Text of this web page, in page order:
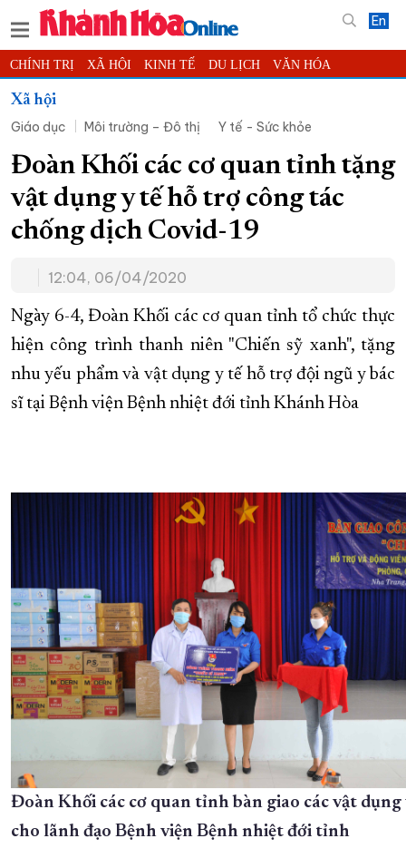
En
CHÍNH TRỊ XÃ HỘI KINH TẾ DU LỊCH VĂN HÓA
THỂ THAO
KHOA HỌC - CÔNG NGHỆ PHÁP LUẬT BẠN ĐỌC
THẾ GIỚI MULTIMEDIA VIDEO ĐỌC BÁO ONLINE
PODCAST THÔNG TIN - QUẢNG CÁO
QUY HOẠCH TỈNH KHÁNH HÒA
CHUNG TAY CẢI CÁCH HÀNH CHÍNH
XÂY DỰNG NÔNG THÔN MỚI LỊCH CẮT ĐIỆN
TÀU - XE - MÁY BAY
KỶ NIỆM 370 NĂM XÂY DỰNG VÀ PHÁT TRIỂN TỈNH KHÁNH HÒA
KHOẢNH KHẮC ĐẸP XỨ TRẦM
Xã hội
Giáo dục
Môi trường – Đô thị Y tế - Sức khỏe
Đoàn Khối các cơ quan tỉnh tặng
vật dụng y tế hỗ trợ công tác
chống dịch Covid-19
12:04, 06/04/2020
Ngày 6-4, Đoàn Khối các cơ quan tỉnh tổ chức thực
hiện công trình thanh niên "Chiến sỹ xanh", tặng
nhu yếu phẩm và vật dụng y tế hỗ trợ đội ngũ y bác
sĩ tại Bệnh viện Bệnh nhiệt đới tỉnh Khánh Hòa
Đoàn Khối các cơ quan tỉnh bàn giao các vật dụng
cho lãnh đạo Bệnh viện Bệnh nhiệt đới tỉnh